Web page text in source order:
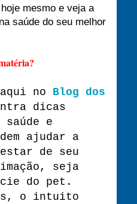
mesmo e veja a
saúde do seu melhor
aqui no Blog dos
dicas
e
ajudar a
de seu
seja
do pet.
o intuito